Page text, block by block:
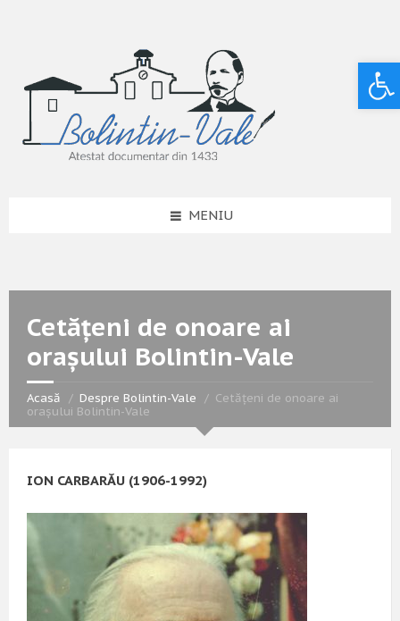
MENIU
Cetățeni de onoare ai
orașului Bolintin-Vale
Acasă Despre Bolintin-Vale
Cetățeni de onoare ai
orașului Bolintin-Vale
ION CARBARĂU (1906-1992)
Deschide bara de unelte